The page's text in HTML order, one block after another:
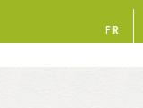
FR